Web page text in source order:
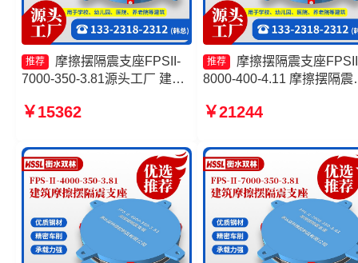
推荐
摩擦摆隔震支座FPSII-
7000-350-3.81源头工厂 建筑
震支座FPSII-10000-350-3.81
生产厂家
￥15362
推荐
摩擦摆隔震支座
8000-400-4.11 摩擦摆隔震
摆隔震支座FPSII-4000-
8000-350-3.81生产厂家
￥21244